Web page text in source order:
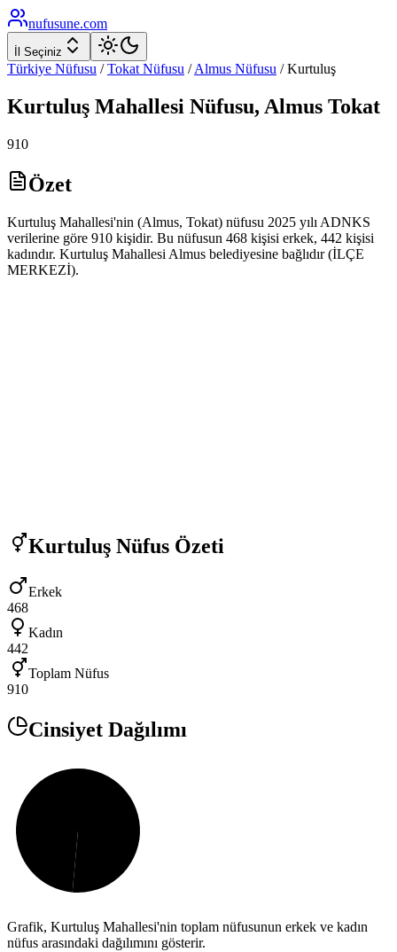
nufusune.com
İl Seçiniz
Türkiye Nüfusu / Tokat Nüfusu / Almus Nüfusu /Kurtuluş
Kurtuluş Mahallesi Nüfusu, Almus Tokat
910
Özet
Kurtuluş Mahallesi'nin (Almus, Tokat) nüfusu 2025 yılı ADNKS
verilerine göre 910 kişidir. Bu nüfusun 468 kişisi erkek, 442 kişisi
kadındır. Kurtuluş Mahallesi Almus belediyesine bağlıdır (İLÇE
MERKEZİ).
Kurtuluş Nüfus Özeti
Erkek
468
Kadın
442
Toplam Nüfus
910
Cinsiyet Dağılımı
Grafik, Kurtuluş Mahallesi'nin toplam nüfusunun erkek ve kadın
nüfus arasındaki dağılımını gösterir.